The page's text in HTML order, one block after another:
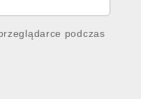
podczas